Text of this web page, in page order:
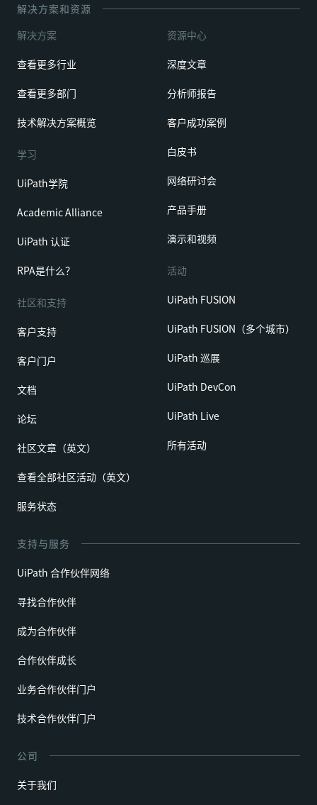
解决方案和资源
解决方案
查看更多行业
查看更多部门
技术解决方案概览
学习
UiPath学院
Academic Alliance
UiPath 认证
RPA是什么？
社区和支持
客户支持
客户门户
文档
论坛
社区文章（英文）
查看全部社区活动（英文）
服务状态
资源中心
深度文章
分析师报告
客户成功案例
白皮书
网络研讨会
产品手册
演示和视频
活动
UiPath FUSION
UiPath FUSION（多个城市）
UiPath 巡展
UiPath DevCon
UiPath Live
所有活动
支持与服务
UiPath 合作伙伴网络
寻找合作伙伴
成为合作伙伴
合作伙伴成长
业务合作伙伴门户
技术合作伙伴门户
公司
关于我们